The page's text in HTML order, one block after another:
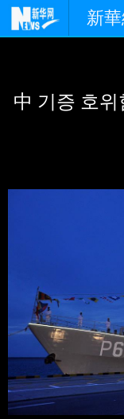
新
경제
中 기증 호위